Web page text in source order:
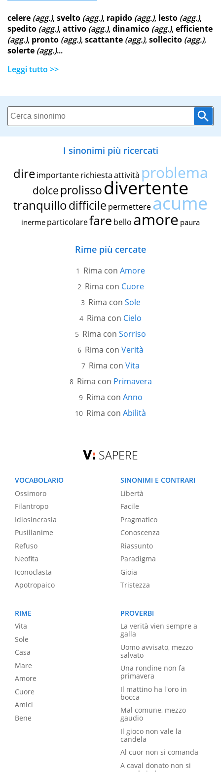
celere (agg.),svelto (agg.), rapido (agg.), lesto (agg.),
spedito (agg.),attivo (agg.),dinamico (agg.),efficiente
(agg.), pronto (agg.),scattante (agg.),sollecito (agg.),
solerte (agg.)...
Leggi tutto >>
I sinonimi più ricercati
dire importante richiestaattività problema
dolce prolissodivertente
tranquillodifficile permettereacume
inerme particolarefare bello amore paura
Rime più cercate
Rima con Amore
Rima con Cuore
Rima con Sole
Rima con Cielo
Rima con Sorriso
Rima con Verità
Rima con Vita
Rima con Primavera
Rima con Anno
Rima con Abilità
SAPERE
VOCABOLARIO
Ossimoro
Filantropo
Idiosincrasia
Pusillanime
Refuso
Neofita
Iconoclasta
Apotropaico
SINONIMI E CONTRARI
Libertà
Facile
Pragmatico
Conoscenza
Riassunto
Paradigma
Gioia
Tristezza
RIME
Vita
Sole
Casa
Mare
Amore
Cuore
Amici
Bene
PROVERBI
La verità vien sempre a
galla
Uomo avvisato, mezzo
salvato
Una rondine non fa
primavera
Il mattino ha l'oro in
bocca
Mal comune, mezzo
gaudio
Il gioco non vale la
candela
Al cuor non si comanda
A caval donato non si